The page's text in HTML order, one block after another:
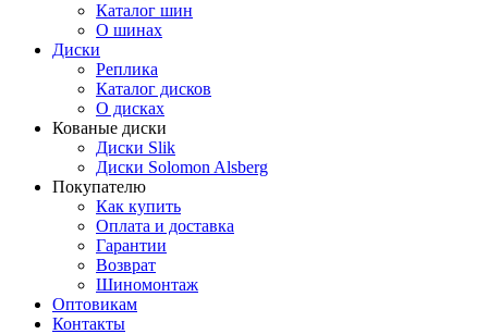
Каталог шин
О шинах
Диски
Реплика
Каталог дисков
О дисках
Кованые диски
Диски Slik
Диски Solomon Alsberg
Покупателю
Как купить
Оплата и доставка
Гарантии
Возврат
Шиномонтаж
Оптовикам
Контакты